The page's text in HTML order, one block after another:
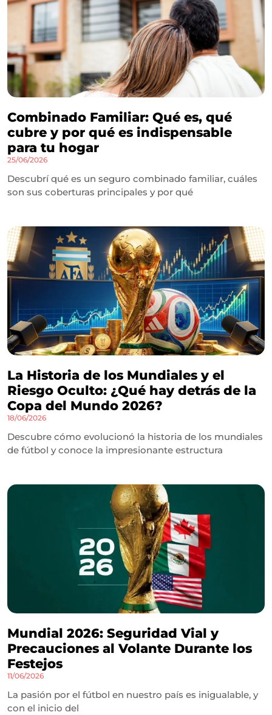
Combinado Familiar: Qué es, qué
cubre y por qué es indispensable
para tu hogar
25/06/2026
Descubrí qué es un seguro combinado familiar, cuáles
son sus coberturas principales y por qué
La Historia de los Mundiales y el
Riesgo Oculto: ¿Qué hay detrás de la
Copa del Mundo 2026?
18/06/2026
Descubre cómo evolucionó la historia de los mundiales
de fútbol y conoce la impresionante estructura
Mundial 2026: Seguridad Vial y
Precauciones al Volante Durante los
Festejos
11/06/2026
La pasión por el fútbol en nuestro país es inigualable, y
con el inicio del